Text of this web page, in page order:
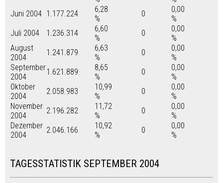
Juni 2004 1.177.224
6,28
%
0
0,00
%
Juli 2004
1.236.314
6,60
%
0
0,00
%
August
2004
1.241.879
6,63
%
0
0,00
%
September
2004
1.621.889
8,65
%
0
0,00
%
Oktober
2004
2.058.983
10,99
%
0
0,00
%
November
2004
2.196.282
11,72
%
0
0,00
%
Dezember
2004
2.046.166
10,92
%
0
0,00
%
TAGESSTATISTIK SEPTEMBER 2004